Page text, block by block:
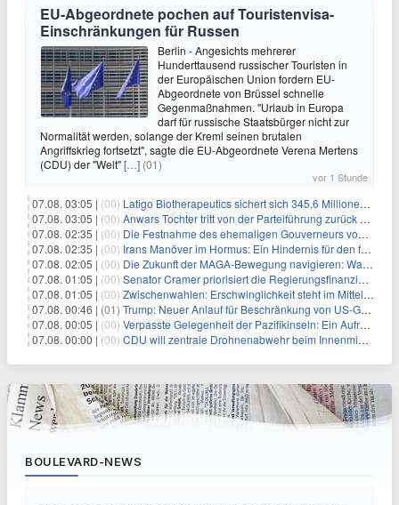
EU-Abgeordnete pochen auf Touristenvisa-
Einschränkungen für Russen
Berlin - Angesichts mehrerer
Hunderttausend russischer Touristen in
der Europäischen Union fordern EU-
Abgeordnete von Brüssel schnelle
Gegenmaßnahmen. "Urlaub in Europa
darf für russische Staatsbürger nicht zur
Normalität werden, solange der Kreml seinen brutalen
Angriffskrieg fortsetzt", sagte die EU-Abgeordnete Verena Mertens
(CDU) der "Welt"[…] (01)
vor 1 Stunde
07.08. 03:05 | (00) Latigo Biotherapeutics sichert sich 345,6 Millionen Dollar in einer erhöhten IPO und ebnet den Weg für nicht-opioide Schmerztherapie
07.08. 03:05 | (00) Anwars Tochter tritt von der Parteiführung zurück und hebt politische Turbulenzen hervor
07.08. 02:35 | (00) Die Festnahme des ehemaligen Gouverneurs von Mexiko hebt die anhaltenden Herausforderungen in der Governance und im Geschäftsumfeld hervor
07.08. 02:35 | (00) Irans Manöver im Hormus: Ein Hindernis für den freien Handel und das Investorenvertrauen
07.08. 02:05 | (00) Die Zukunft der MAGA-Bewegung navigieren: Was steht für Investoren auf dem Spiel?
07.08. 01:05 | (00) Senator Cramer priorisiert die Regierungsfinanzierung angesichts des bevorstehenden Ferienbeginns
07.08. 01:05 | (00) Zwischenwahlen: Erschwinglichkeit steht im Mittelpunkt, während die Demokraten auf die Mehrheit im Repräsentantenhaus zielen
07.08. 00:46 | (01) Trump: Neuer Anlauf für Beschränkung von US-Geburtsrecht
07.08. 00:05 | (00) Verpasste Gelegenheit der Pazifikinseln: Ein Aufruf zu einer stärkeren Haltung gegen Chinas militärische Provokationen
07.08. 00:00 | (00) CDU will zentrale Drohnenabwehr beim Innenministerium
BOULEVARD-NEWS